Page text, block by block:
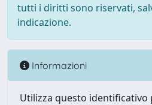
tutti i diritti sono riservati,
indicazione.
Informazioni
Utilizza questo identificativo